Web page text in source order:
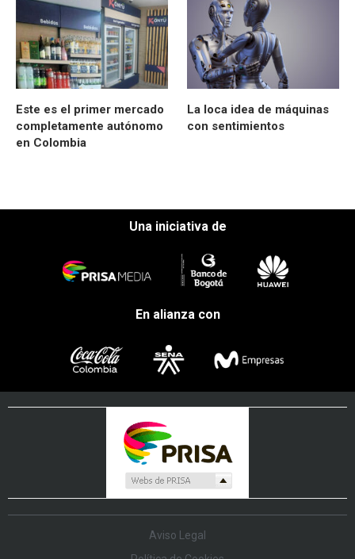
Este es el primer mercado
completamente autónomo
en Colombia
La loca idea de máquinas
con sentimientos
Una iniciativa de
En alianza con
Aviso Legal